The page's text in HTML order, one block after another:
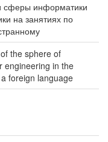
сферы информатики
на занятиях по
the sphere of
engineering in the
foreign language